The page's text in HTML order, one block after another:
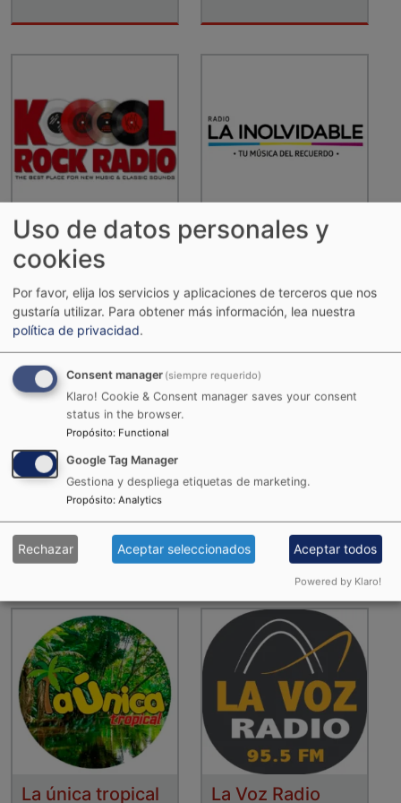
Kool Rock Radio La Inolvidable
La Karibeña La RocknPop
La única tropical La Voz Radio
Uso de datos personales y
cookies
Por favor, elija los servicios y aplicaciones de terceros que nos
gustaría utilizar. Para obtener más información, lea nuestra
política de privacidad.
Consent manager (siempre requerido)
Klaro! Cookie & Consent manager saves your consent
status in the browser.
Propósito: Functional
Google Tag Manager
Gestiona y despliega etiquetas de marketing.
Propósito: Analytics
Rechazar Aceptar seleccionados Aceptar todos
Powered by Klaro!